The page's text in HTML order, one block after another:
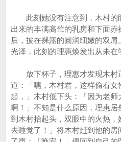
此刻她没有注意到，木村的
出来的丰满高耸的乳房和下面
后，披在裸露的圆润细嫩的双
光泽，此刻的理惠焕发出从未在
放下杯子，理惠才发现木村
道：「嘿，木村君，这样偷看女
起，」木村低下头：「因为老
啊！」不知是什么原因，理惠
到木村抬起头，双眼中的火热
去睡觉了！」将木村赶到他的